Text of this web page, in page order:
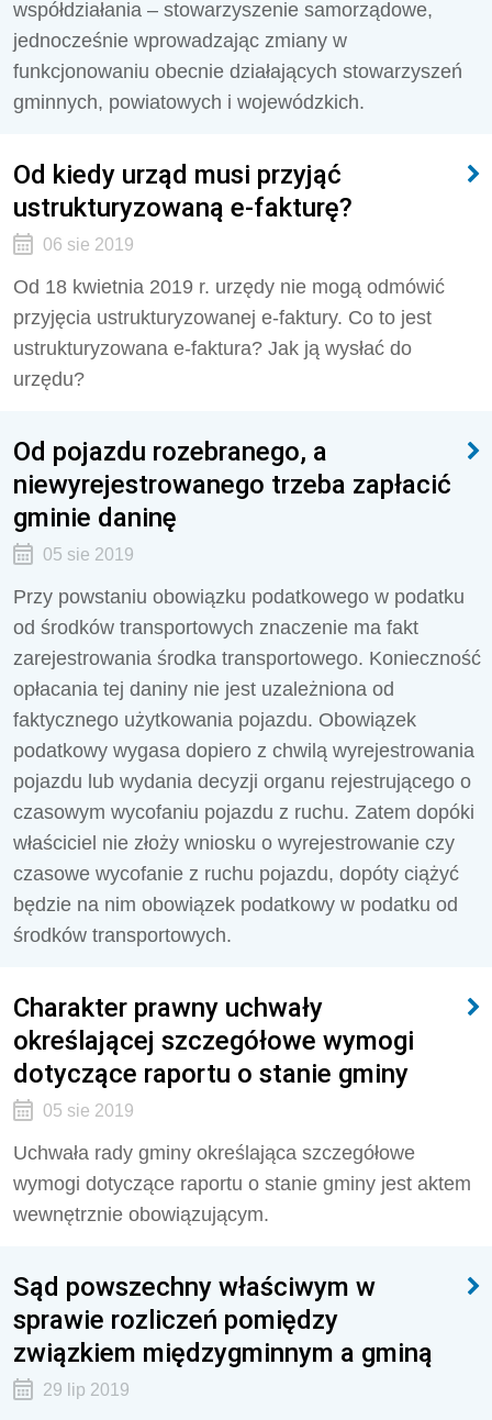
współdziałania – stowarzyszenie samorządowe,
jednocześnie wprowadzając zmiany w
funkcjonowaniu obecnie działających stowarzyszeń
gminnych, powiatowych i wojewódzkich.
Od kiedy urząd musi przyjąć
ustrukturyzowaną e-fakturę?
06 sie 2019
Od 18 kwietnia 2019 r. urzędy nie mogą odmówić
przyjęcia ustrukturyzowanej e-faktury. Co to jest
ustrukturyzowana e-faktura? Jak ją wysłać do
urzędu?
Od pojazdu rozebranego, a
niewyrejestrowanego trzeba zapłacić
gminie daninę
05 sie 2019
Przy powstaniu obowiązku podatkowego w podatku
od środków transportowych znaczenie ma fakt
zarejestrowania środka transportowego. Konieczność
opłacania tej daniny nie jest uzależniona od
faktycznego użytkowania pojazdu. Obowiązek
podatkowy wygasa dopiero z chwilą wyrejestrowania
pojazdu lub wydania decyzji organu rejestrującego o
czasowym wycofaniu pojazdu z ruchu. Zatem dopóki
właściciel nie złoży wniosku o wyrejestrowanie czy
czasowe wycofanie z ruchu pojazdu, dopóty ciążyć
będzie na nim obowiązek podatkowy w podatku od
środków transportowych.
Charakter prawny uchwały
określającej szczegółowe wymogi
dotyczące raportu o stanie gminy
05 sie 2019
Uchwała rady gminy określająca szczegółowe
wymogi dotyczące raportu o stanie gminy jest aktem
wewnętrznie obowiązującym.
Sąd powszechny właściwym w
sprawie rozliczeń pomiędzy
związkiem międzygminnym a gminą
29 lip 2019